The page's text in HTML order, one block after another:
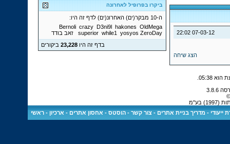
07-03-12
22:02
הצג שיחה
ביקרו בפרופיל לאחרונה
ה-10 מבקר(ים) האחרונ(ים) לדף זה היו:
Bernoli crazy D3ni9l hakones OldMega
superior while1 yosyos ZeroDay
זאב בודד
בדף זה היו23,228 ביקורים
05:38
בע"מ
ייעודי -מדריך בניית אתרים -צור קשר -הוסטס - אחסון אתרים - ארכיון -ראשי